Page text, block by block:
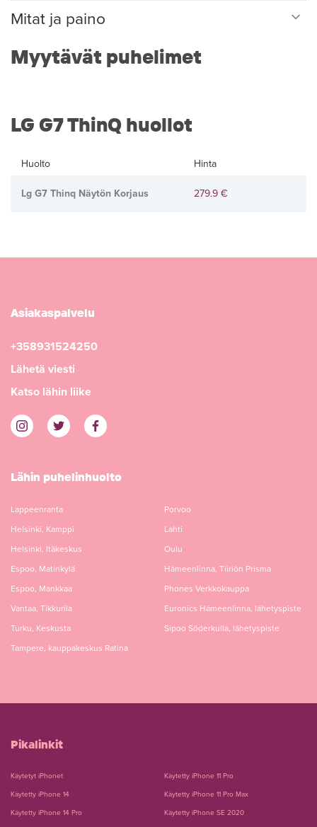
Mitat ja paino
Myytävät puhelimet
LG G7 ThinQ huollot
Huolto Hinta
Lg G7 Thinq Näytön Korjaus 279.9 €
Asiakaspalvelu
+358931524250
Lähetä viesti
Katso lähin liike
Lähin puhelinhuolto
Lappeenranta
Helsinki, Kamppi
Helsinki, Itäkeskus
Espoo, Matinkylä
Espoo, Mankkaa
Vantaa, Tikkurila
Turku, Keskusta
Tampere, kauppakeskus Ratina
Porvoo
Lahti
Oulu
Hämeenlinna, Tiiriön Prisma
Phones Verkkokauppa
Euronics Hämeenlinna, lähetyspiste
Sipoo Söderkulla, lähetyspiste
Pikalinkit
Käytetyt iPhonet
Käytetty iPhone 14
Käytetty iPhone 14 Pro
Käytetty iPhone 11 Pro
Käytetty iPhone 11 Pro Max
Käytetty iPhone SE 2020